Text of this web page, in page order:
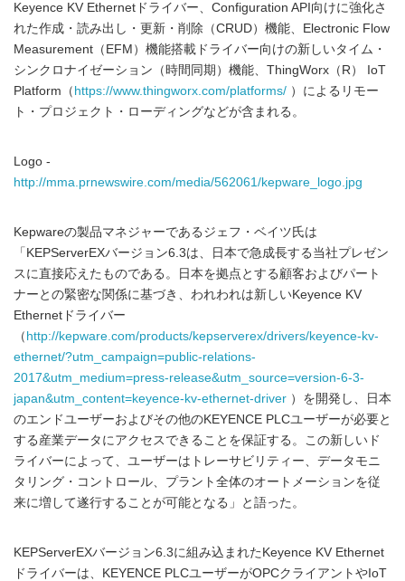
Keyence KV Ethernetドライバー、Configuration API向けに強化さ
れた作成・読み出し・更新・削除（CRUD）機能、Electronic Flow
Measurement（EFM）機能搭載ドライバー向けの新しいタイム・
シンクロナイゼーション（時間同期）機能、ThingWorx（R） IoT
Platform（ https://www.thingworx.com/platforms/ ）によるリモー
ト・プロジェクト・ローディングなどが含まれる。
Logo -
http://mma.prnewswire.com/media/562061/kepware_logo.jpg
Kepwareの製品マネジャーであるジェフ・ベイツ氏は
「KEPServerEXバージョン6.3は、日本で急成長する当社プレゼン
スに直接応えたものである。日本を拠点とする顧客およびパート
ナーとの緊密な関係に基づき、われわれは新しいKeyence KV
Ethernetドライバー
（ http://kepware.com/products/kepserverex/drivers/keyence-kv-
ethernet/?utm_campaign=public-relations-
2017&utm_medium=press-release&utm_source=version-6-3-
japan&utm_content=keyence-kv-ethernet-driver ）を開発し、日本
のエンドユーザーおよびその他のKEYENCE PLCユーザーが必要と
する産業データにアクセスできることを保証する。この新しいド
ライバーによって、ユーザーはトレーサビリティー、データモニ
タリング・コントロール、プラント全体のオートメーションを従
来に増して遂行することが可能となる」と語った。
KEPServerEXバージョン6.3に組み込まれたKeyence KV Ethernet
ドライバーは、KEYENCE PLCユーザーがOPCクライアントやIoT